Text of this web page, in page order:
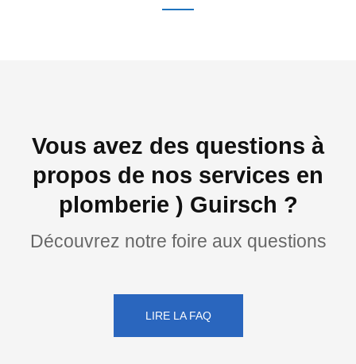
Vous avez des questions à
propos de nos services en
plomberie ) Guirsch ?
Découvrez notre foire aux questions
LIRE LA FAQ